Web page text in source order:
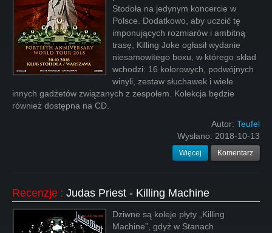
Stodoła na jedynym koncercie w
Polsce. Dodatkowo, aby uczcić tę
imponujących rozmiarów i ambitną
trasę, Killing Joke ogłasił wydanie
niesamowitego boxu, w którego skład
wchodzi: 16 kolorowych, podwójnych
winyli, zestaw słuchawek i wiele
innych gadżetów związanych z zespołem. Kolekcja będzie
również dostępna na CD.
Autor: Teufel
Wysłano: 2018-10-13
Więcej Komentarz
Recenzje : Judas Priest - Killing Machine
Dziwne są koleje płyty „Killing
Machine”, gdyż w Stanach